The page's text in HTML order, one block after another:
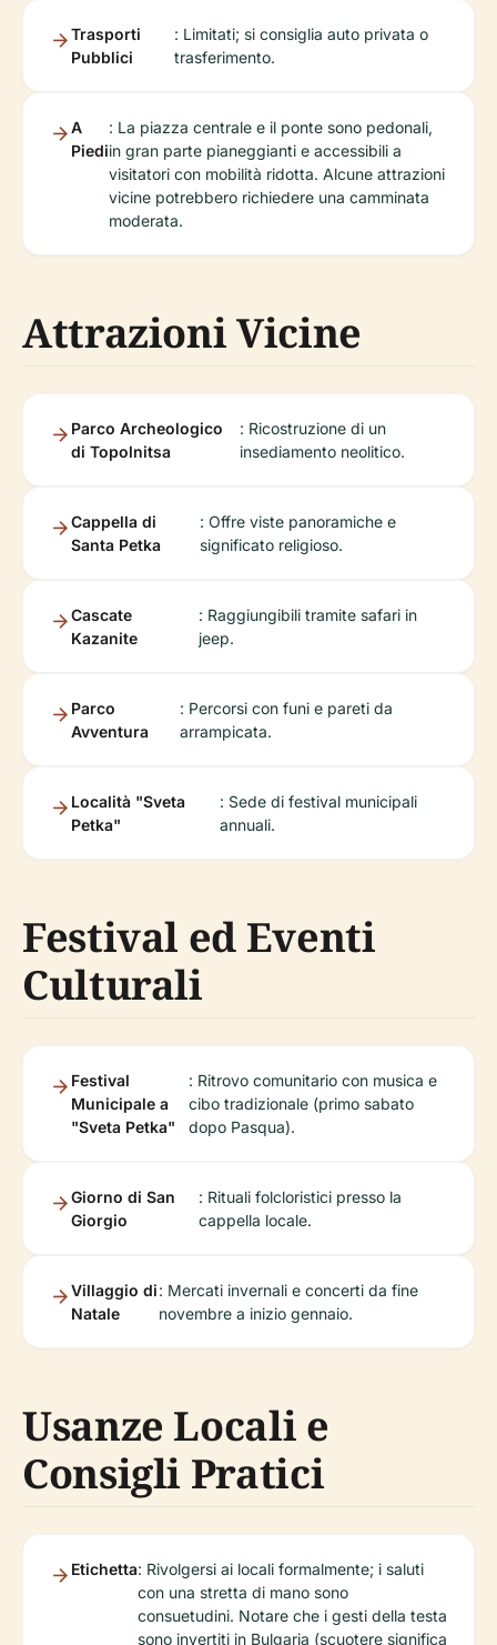
Trasporti
Pubblici
: Limitati; si consiglia auto privata o
trasferimento.
A
Piedi
: La piazza centrale e il ponte sono pedonali,
in gran parte pianeggianti e accessibili a
visitatori con mobilità ridotta. Alcune attrazioni
vicine potrebbero richiedere una camminata
moderata.
Attrazioni Vicine
Parco Archeologico
di Topolnitsa
: Ricostruzione di un
insediamento neolitico.
Cappella di
Santa Petka
: Offre viste panoramiche e
significato religioso.
Cascate
Kazanite
: Raggiungibili tramite safari in
jeep.
Parco
Avventura
: Percorsi con funi e pareti da
arrampicata.
Località "Sveta
Petka"
: Sede di festival municipali
annuali.
Festival ed Eventi
Culturali
Festival
Municipale a
"Sveta Petka"
: Ritrovo comunitario con musica e
cibo tradizionale (primo sabato
dopo Pasqua).
Giorno di San
Giorgio
: Rituali folcloristici presso la
cappella locale.
Villaggio di
Natale
: Mercati invernali e concerti da fine
novembre a inizio gennaio.
Usanze Locali e
Consigli Pratici
Etichetta: Rivolgersi ai locali formalmente; i saluti
con una stretta di mano sono
consuetudini. Notare che i gesti della testa
sono invertiti in Bulgaria (scuotere significa